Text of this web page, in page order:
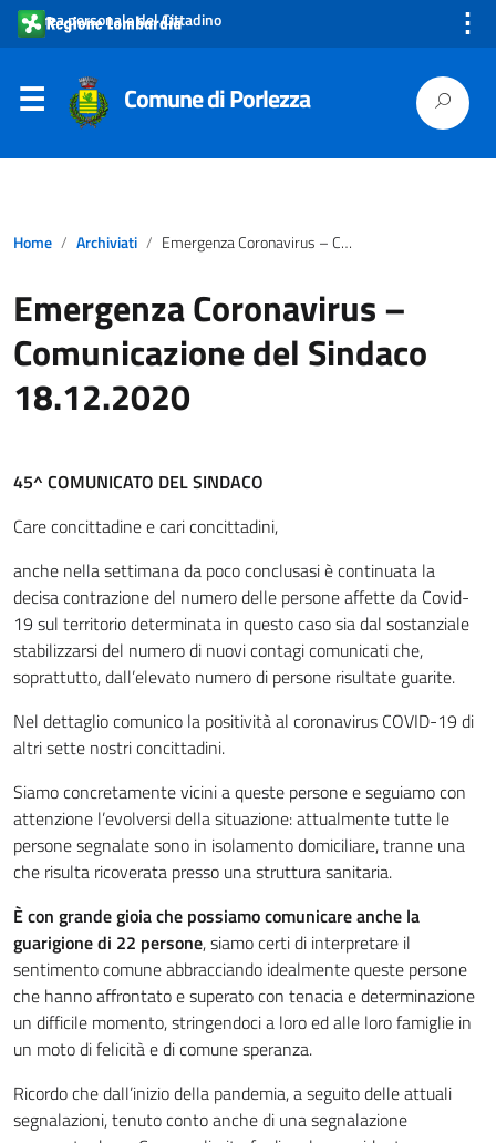
Area personale del Cittadino ⋮
Comune di Porlezza
Home Archiviati Emergenza Coronavirus – Comunicazione del Sindaco 18.12.2020
Emergenza Coronavirus –
Comunicazione del Sindaco
18.12.2020
45^ COMUNICATO DEL SINDACO
Care concittadine e cari concittadini,
anche nella settimana da poco conclusasi è continuata la
decisa contrazione del numero delle persone affette da Covid-
19 sul territorio determinata in questo caso sia dal sostanziale
stabilizzarsi del numero di nuovi contagi comunicati che,
soprattutto, dall’elevato numero di persone risultate guarite.
Nel dettaglio comunico la positività al coronavirus COVID-19 di
altri sette nostri concittadini.
Siamo concretamente vicini a queste persone e seguiamo con
attenzione l’evolversi della situazione: attualmente tutte le
persone segnalate sono in isolamento domiciliare, tranne una
che risulta ricoverata presso una struttura sanitaria.
È con grande gioia che possiamo comunicare anche la
guarigione di 22 persone, siamo certi di interpretare il
sentimento comune abbracciando idealmente queste persone
che hanno affrontato e superato con tenacia e determinazione
un difficile momento, stringendoci a loro ed alle loro famiglie in
un moto di felicità e di comune speranza.
Ricordo che dall’inizio della pandemia, a seguito delle attuali
segnalazioni, tenuto conto anche di una segnalazione